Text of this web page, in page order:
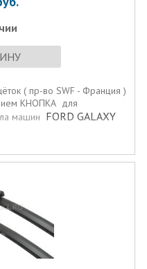
( пр-во SWF - Франция )
КНОПКА для
машин FORD GALAXY